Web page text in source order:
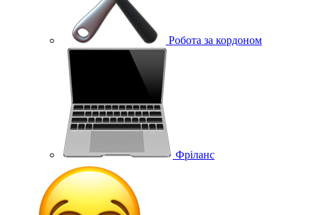
Робота за кордоном
Фріланс